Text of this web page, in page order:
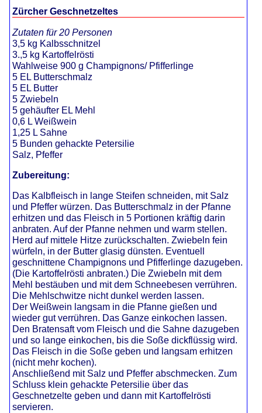
Zürcher Geschnetzeltes
Zutaten für 20 Personen
3,5 kg Kalbsschnitzel
3.,5 kg Kartoffelrösti
Wahlweise 900 g Champignons/ Pfifferlinge
5 EL Butterschmalz
5 EL Butter
5 Zwiebeln
5 gehäufter EL Mehl
0,6 L Weißwein
1,25 L Sahne
5 Bunden gehackte Petersilie
Salz, Pfeffer
Zubereitung:
Das Kalbfleisch in lange Steifen schneiden, mit Salz
und Pfeffer würzen. Das Butterschmalz in der Pfanne
erhitzen und das Fleisch in 5 Portionen kräftig darin
anbraten. Auf der Pfanne nehmen und warm stellen.
Herd auf mittele Hitze zurückschalten. Zwiebeln fein
würfeln, in der Butter glasig dünsten. Eventuell
geschnittene Champignons und Pfifferlinge dazugeben.
(Die Kartoffelrösti anbraten.) Die Zwiebeln mit dem
Mehl bestäuben und mit dem Schneebesen verrühren.
Die Mehlschwitze nicht dunkel werden lassen.
Der Weißwein langsam in die Pfanne gießen und
wieder gut verrühren. Das Ganze einkochen lassen.
Den Bratensaft vom Fleisch und die Sahne dazugeben
und so lange einkochen, bis die Soße dickflüssig wird.
Das Fleisch in die Soße geben und langsam erhitzen
(nicht mehr kochen).
Anschließend mit Salz und Pfeffer abschmecken. Zum
Schluss klein gehackte Petersilie über das
Geschnetzelte geben und dann mit Kartoffelrösti
servieren.